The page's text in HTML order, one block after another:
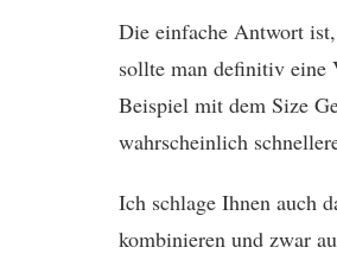
Die einfache Antwort
sollte man definitiv eine
Beispiel mit dem Size
wahrscheinlich
Ich schlage Ihnen auch
kombinieren und zwar